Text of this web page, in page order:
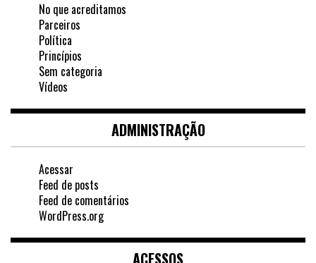
No que acreditamos
Parceiros
Política
Princípios
Sem categoria
Vídeos
ADMINISTRAÇÃO
Acessar
Feed de posts
Feed de comentários
WordPress.org